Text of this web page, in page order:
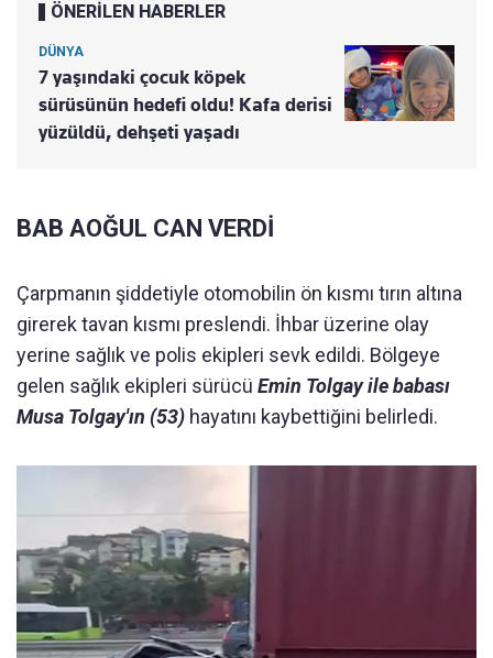
ÖNERİLEN HABERLER
DÜNYA
7 yaşındaki çocuk köpek
sürüsünün hedefi oldu! Kafa derisi
yüzüldü, dehşeti yaşadı
BAB AOĞUL CAN VERDİ
Çarpmanın şiddetiyle otomobilin ön kısmı tırın altına
girerek tavan kısmı preslendi. İhbar üzerine olay
yerine sağlık ve polis ekipleri sevk edildi. Bölgeye
gelen sağlık ekipleri sürücü Emin Tolgay ile babası
Musa Tolgay'ın (53) hayatını kaybettiğini belirledi.